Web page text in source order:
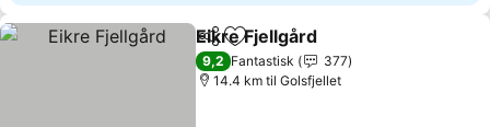
Del Legg til i favoritter
Eikre Fjellgård
9,2 Fantastisk
377
14.4 km til Golsfjellet